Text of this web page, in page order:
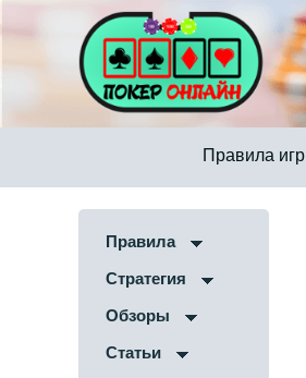
Правила игр
Правила
Стратегия
Обзоры
Статьи